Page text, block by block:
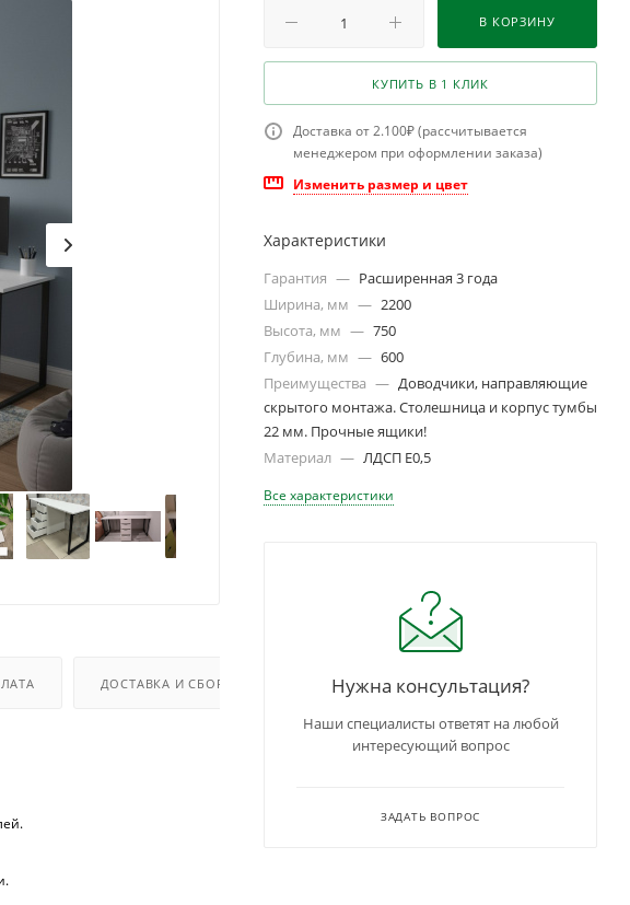
ДОСТАВКА И СБОРКА
В КОРЗИНУ
КУПИТЬ В 1 КЛИК
Доставка от 2.100₽ (рассчитывается
менеджером при оформлении заказа)
Изменить размер и цвет
Характеристики
Гарантия — Расширенная 3 года
Ширина, мм — 2200
Высота, мм — 750
Глубина, мм — 600
Преимущества — Доводчики, направляющие
скрытого монтажа. Столешница и корпус тумбы
22 мм. Прочные ящики!
Материал — ЛДСП Е0,5
Все характеристики
Нужна консультация?
Наши специалисты ответят на любой
интересующий вопрос
ЗАДАТЬ ВОПРОС